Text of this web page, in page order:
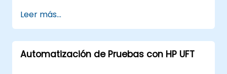
Leer más...
Automatización de Pruebas con HP UFT